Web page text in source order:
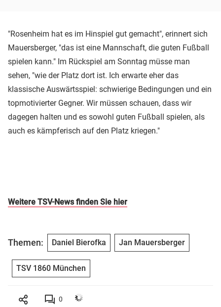
"Rosenheim hat es im Hinspiel gut gemacht", erinnert sich
Mauersberger, "das ist eine Mannschaft, die guten Fußball
spielen kann." Im Rückspiel am Sonntag müsse man
sehen, "wie der Platz dort ist. Ich erwarte eher das
klassische Auswärtsspiel: schwierige Bedingungen und ein
topmotivierter Gegner. Wir müssen schauen, dass wir
dagegen halten und es sowohl guten Fußball spielen, als
auch es kämpferisch auf den Platz kriegen."
Weitere TSV-News finden Sie hier
Themen: Daniel Bierofka Jan Mauersberger
TSV 1860 München
0